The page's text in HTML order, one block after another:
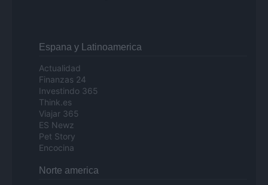
Espana y Latinoamerica
Actualidad
Finanzas 24
Investindo 365
Think.es
Viajar 365
ES Newz
Pet Story
Encocina
Norte america